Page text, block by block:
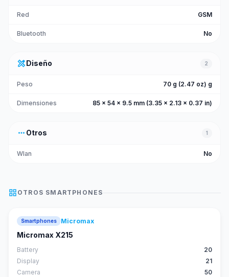
Red GSM
Bluetooth No
design_servicesDiseño 2
Peso 70 g (2.47 oz) g
Dimensiones 85 x 54 x 9.5 mm (3.35 x 2.13 x 0.37 in)
more_horiz Otros 1
Wlan No
grid_view OTROS SMARTPHONES
Smartphones Micromax
Micromax X215
Battery
20
Display
21
Camera
50